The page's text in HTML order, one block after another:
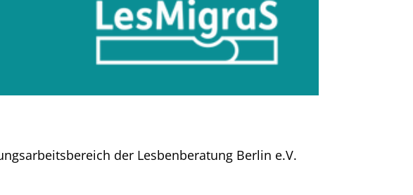
der Lesbenberatung Berlin e.V.